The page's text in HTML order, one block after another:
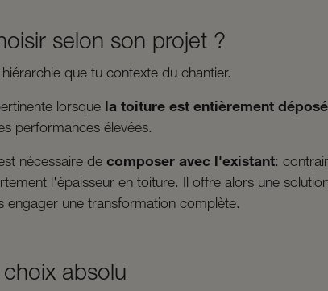
selon son projet ?
que tu contexte du chantier.
lorsque la toiture est entièrement
performances élevées.
nécessaire de composer avec l'existant:
l'épaisseur en toiture. Il offre alors une
engager une transformation complète.
absolu